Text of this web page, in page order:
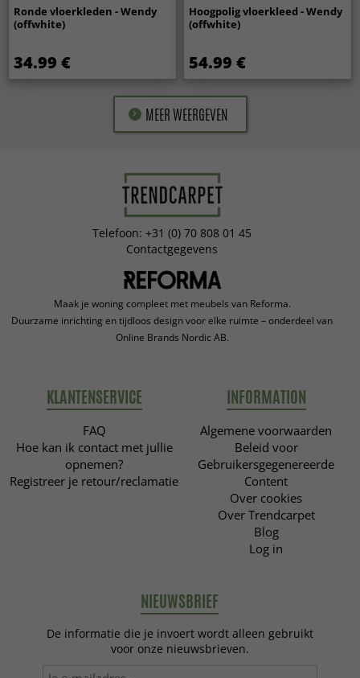
Ronde vloerkleden - Wendy
(offwhite)
34.99 €
Hoogpolig vloerkleed - Wendy
(offwhite)
54.99 €
MEER WEERGEVEN
Telefoon: +31 (0) 70 808 01 45
Contactgegevens
Maak je woning compleet met meubels van Reforma.
Duurzame inrichting en tijdloos design voor elke ruimte – onderdeel van
Online Brands Nordic AB.
KLANTENSERVICE
FAQ
Hoe kan ik contact met jullie
opnemen?
Registreer je retour/reclamatie
INFORMATION
Algemene voorwaarden
Beleid voor
Gebruikersgegenereerde
Content
Over cookies
Over Trendcarpet
Blog
Log in
NIEUWSBRIEF
De informatie die je invoert wordt alleen gebruikt
voor onze nieuwsbrieven.